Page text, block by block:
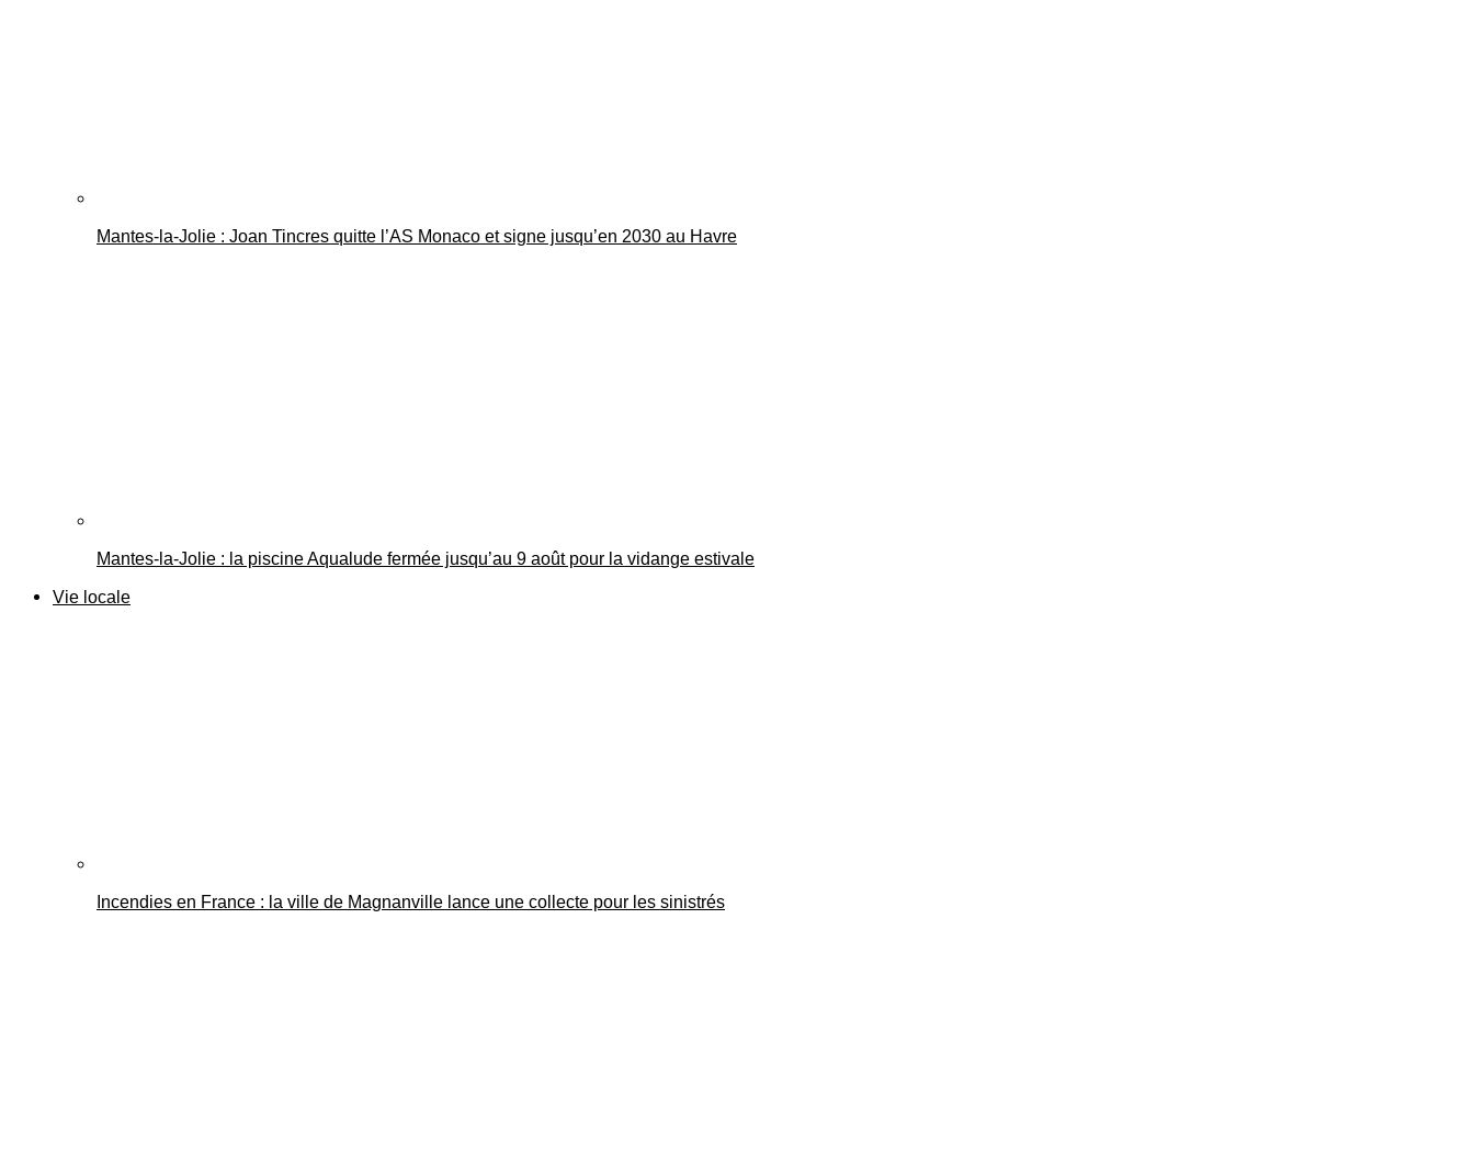
Mantes-la-Jolie : Joan Tincres quitte l’AS Monaco et signe jusqu’en 2030 au Havre
Mantes-la-Jolie : la piscine Aqualude fermée jusqu’au 9 août pour la vidange estivale
Vie locale
Incendies en France : la ville de Magnanville lance une collecte pour les sinistrés